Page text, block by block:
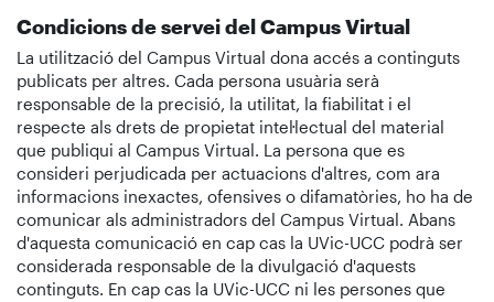
Condicions de servei del Campus Virtual
La utilització del Campus Virtual dona accés a continguts
publicats per altres. Cada persona usuària serà
responsable de la precisió, la utilitat, la fiabilitat i el
respecte als drets de propietat intel·lectual del material
que publiqui al Campus Virtual. La persona que es
consideri perjudicada per actuacions d'altres, com ara
informacions inexactes, ofensives o difamatòries, ho ha de
comunicar als administradors del Campus Virtual. Abans
d'aquesta comunicació en cap cas la UVic-UCC podrà ser
considerada responsable de la divulgació d'aquests
continguts. En cap cas la UVic-UCC ni les persones que